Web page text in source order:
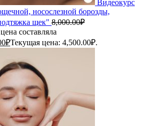
Видеокурс
носослезной борозды,
щек" 8,000.00₽
составляла
₽Текущая цена: 4,500.00₽.